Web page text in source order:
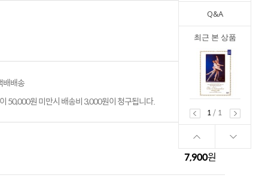
Q&A
최근 본 상품
1
/ 1
배배송
50,000원 미만시 배송비 3,000원이 청구됩니다.
7,900원